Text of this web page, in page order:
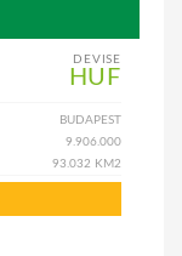
DEVISE
HUF
BUDAPEST
9.906.000
93.032 KM2